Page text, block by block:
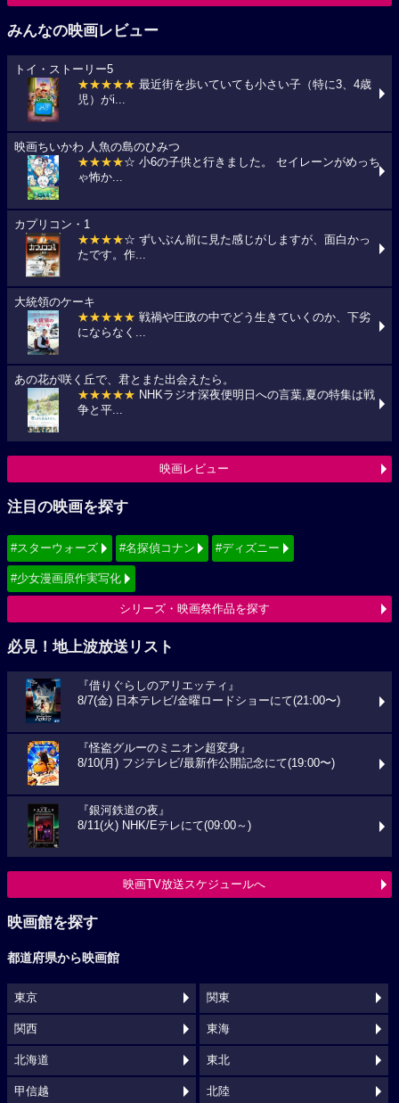
みんなの映画レビュー
トイ・ストーリー5
★★★★★ 最近街を歩いていても小さい子（特に3、4歳
児）がi...
映画ちいかわ 人魚の島のひみつ
★★★★☆ 小6の子供と行きました。 セイレーンがめっち
ゃ怖か...
カプリコン・1
★★★★☆ ずいぶん前に見た感じがしますが、面白かっ
たです。作...
大統領のケーキ
★★★★★ 戦禍や圧政の中でどう生きていくのか、下劣
にならなく...
あの花が咲く丘で、君とまた出会えたら。
★★★★★ NHKラジオ深夜便明日への言葉,夏の特集は戦
争と平...
映画レビュー
注目の映画を探す
#スターウォーズ #名探偵コナン #ディズニー
#少女漫画原作実写化
シリーズ・映画祭作品を探す
必見！地上波放送リスト
『借りぐらしのアリエッティ』
8/7(金) 日本テレビ/金曜ロードショーにて(21:00〜)
『怪盗グルーのミニオン超変身』
8/10(月) フジテレビ/最新作公開記念にて(19:00〜)
『銀河鉄道の夜』
8/11(火) NHK/Eテレにて(09:00～)
映画TV放送スケジュールへ
映画館を探す
都道府県から映画館
東京 関東
関西 東海
北海道 東北
甲信越 北陸